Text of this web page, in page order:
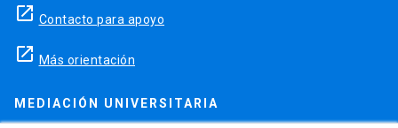
launch Contacto para apoyo
launch Más orientación
MEDIACIÓN UNIVERSITARIA